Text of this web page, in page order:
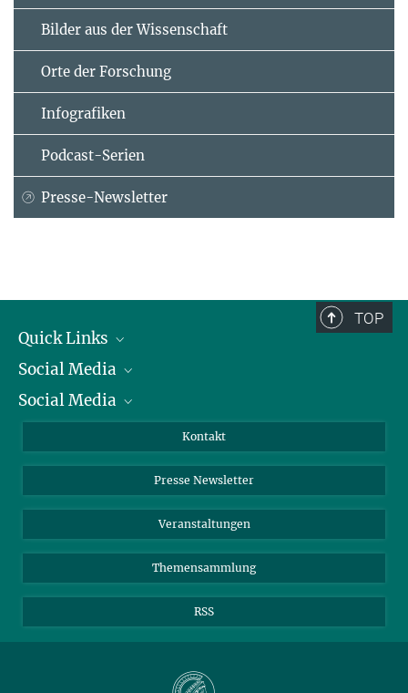
Bilder aus der Wissenschaft
Orte der Forschung
Infografiken
Podcast-Serien
Presse-Newsletter
TOP
Quick Links
Präsident
Zahlen und Fakten
Meldestelle Fehlverhalten
Social Media
Bluesky
TikTok
Social Media
Instagram
YouTube
Kontakt
Presse Newsletter
Veranstaltungen
Themensammlung
RSS